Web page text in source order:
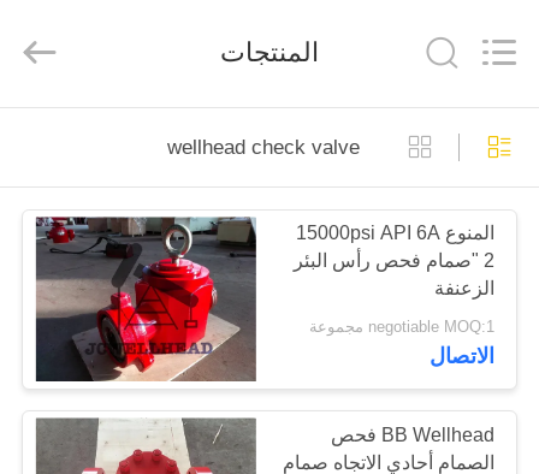
منزل،
بيت
منتجات
معلومات
جولة
TOOLS
CO.，
المنتجات
wellhead check valve
المنوع 15000psi API 6A
2 "صمام فحص رأس البئر
الزعنفة
negotiable MOQ:1 مجموعة
الاتصال
BB Wellhead فحص
الصمام أحادي الاتجاه صمام